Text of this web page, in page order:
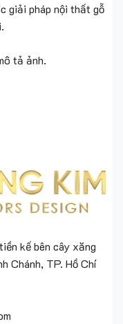
giải pháp nội thất gỗ
kế bên cây xăng
Chánh, TP. Hồ Chí